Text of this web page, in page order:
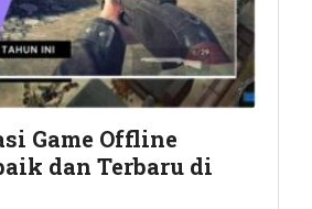
Game Offline
dan Terbaru di